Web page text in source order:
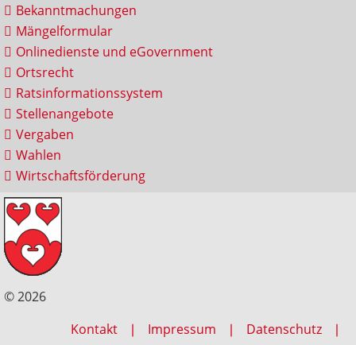
Bekanntmachungen
Mängelformular
Onlinedienste und eGovernment
Ortsrecht
Ratsinformationssystem
Stellenangebote
Vergaben
Wahlen
Wirtschaftsförderung
© 2026
Kontakt
Impressum Datenschutz